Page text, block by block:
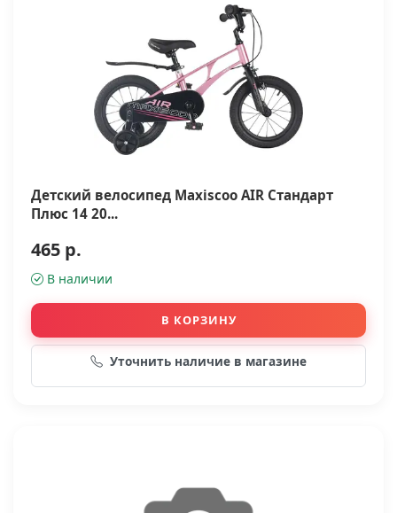
Детский велосипед Maxiscoo AIR Стандарт
Плюс 14 20...
465 р.
В наличии
В КОРЗИНУ
Уточнить наличие в магазине